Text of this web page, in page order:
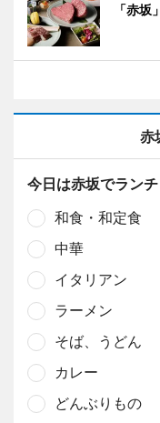
「赤
赤
今日は赤坂でラン
和食・和定食
中華
イタリアン
ラーメン
そば、うどん
カレー
どんぶりもの